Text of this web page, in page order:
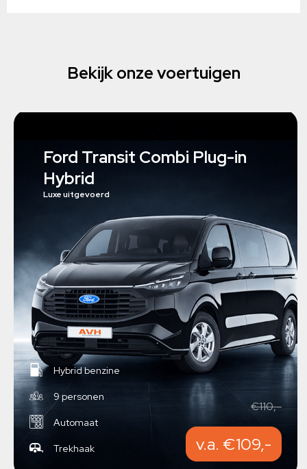
Bekijk onze voertuigen
Ford Transit Combi Plug-in
Hybrid
Luxe uitgevoerd
Hybrid benzine
9 personen
Automaat
Trekhaak
€110,-
v.a. €109,-